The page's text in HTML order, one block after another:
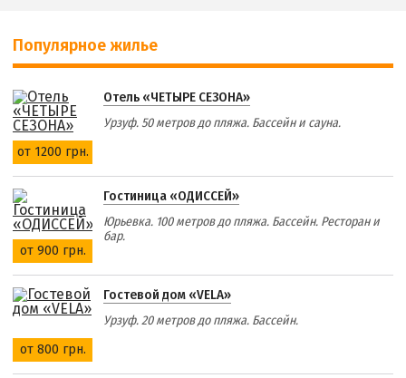
Популярное жилье
от 1200 грн.
Отель «ЧЕТЫРЕ СЕЗОНА»
Урзуф. 50 метров до пляжа. Бассейн и сауна.
от 900 грн.
Гостиница «ОДИССЕЙ»
Юрьевка. 100 метров до пляжа. Бассейн. Ресторан и
бар.
от 800 грн.
Гостевой дом «VELA»
Урзуф. 20 метров до пляжа. Бассейн.